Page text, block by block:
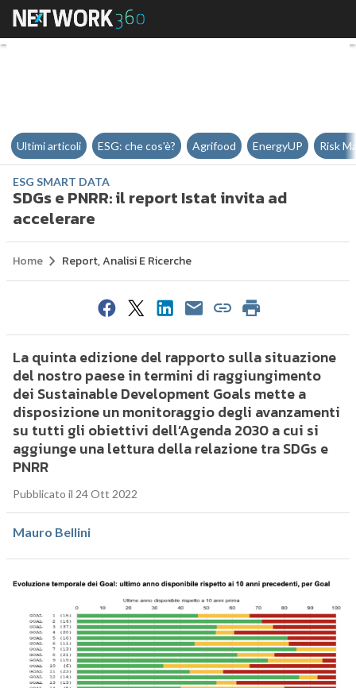
SDGs e PNRR: il report Istat
Ultimi articoli ESG: che cos'è? Agrifood EnergyUP Risk
ESG SMART DATA
SDGs e PNRR: il report Istat invita ad
accelerare
Home Report, Analisi E Ricerche
La quinta edizione del rapporto sulla situazione
del nostro paese in termini di raggiungimento
dei Sustainable Development Goals mette a
disposizione un monitoraggio degli avanzamenti
su tutti gli obiettivi dell’Agenda 2030 a cui si
aggiunge una lettura della relazione tra SDGs e
PNRR
Pubblicato il 24 Ott 2022
Mauro Bellini